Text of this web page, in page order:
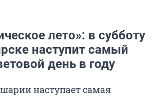
лето»: в субботу
наступит самый
день в году
наступает самая